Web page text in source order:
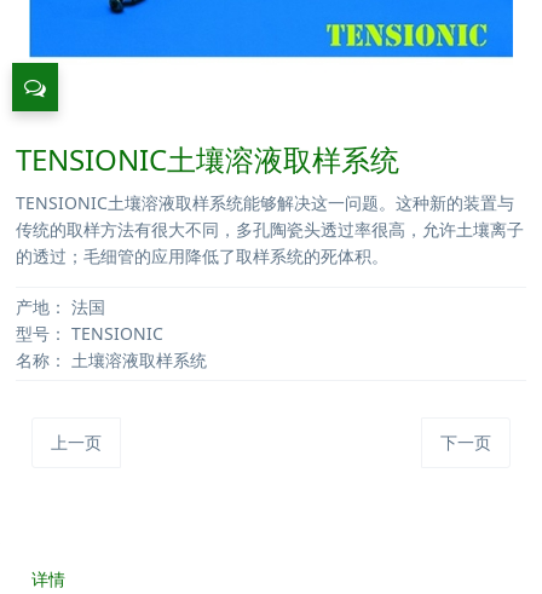
TENSIONIC土壤溶液取样系统
TENSIONIC土壤溶液取样系统能够解决这一问题。这种新的装置与
传统的取样方法有很大不同，多孔陶瓷头透过率很高，允许土壤离子
的透过；毛细管的应用降低了取样系统的死体积。
产地： 法国
型号： TENSIONIC
名称： 土壤溶液取样系统
上一页 下一页
详情